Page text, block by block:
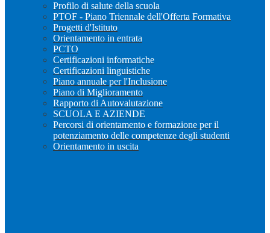
Profilo di salute della scuola
PTOF - Piano Triennale dell'Offerta Formativa
Progetti d'Istituto
Orientamento in entrata
PCTO
Certificazioni informatiche
Certificazioni linguistiche
Piano annuale per l'Inclusione
Piano di Miglioramento
Rapporto di Autovalutazione
SCUOLA E AZIENDE
Percorsi di orientamento e formazione per il
potenziamento delle competenze degli studenti
Orientamento in uscita